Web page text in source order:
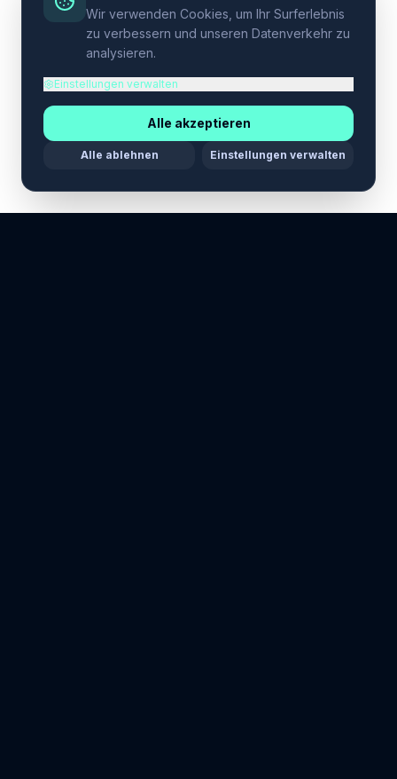
Wir verwenden Cookies, um Ihr Surferlebnis
zu verbessern und unseren Datenverkehr zu
analysieren.
Einstellungen verwalten
Alle akzeptieren
Alle ablehnen Einstellungen verwalten